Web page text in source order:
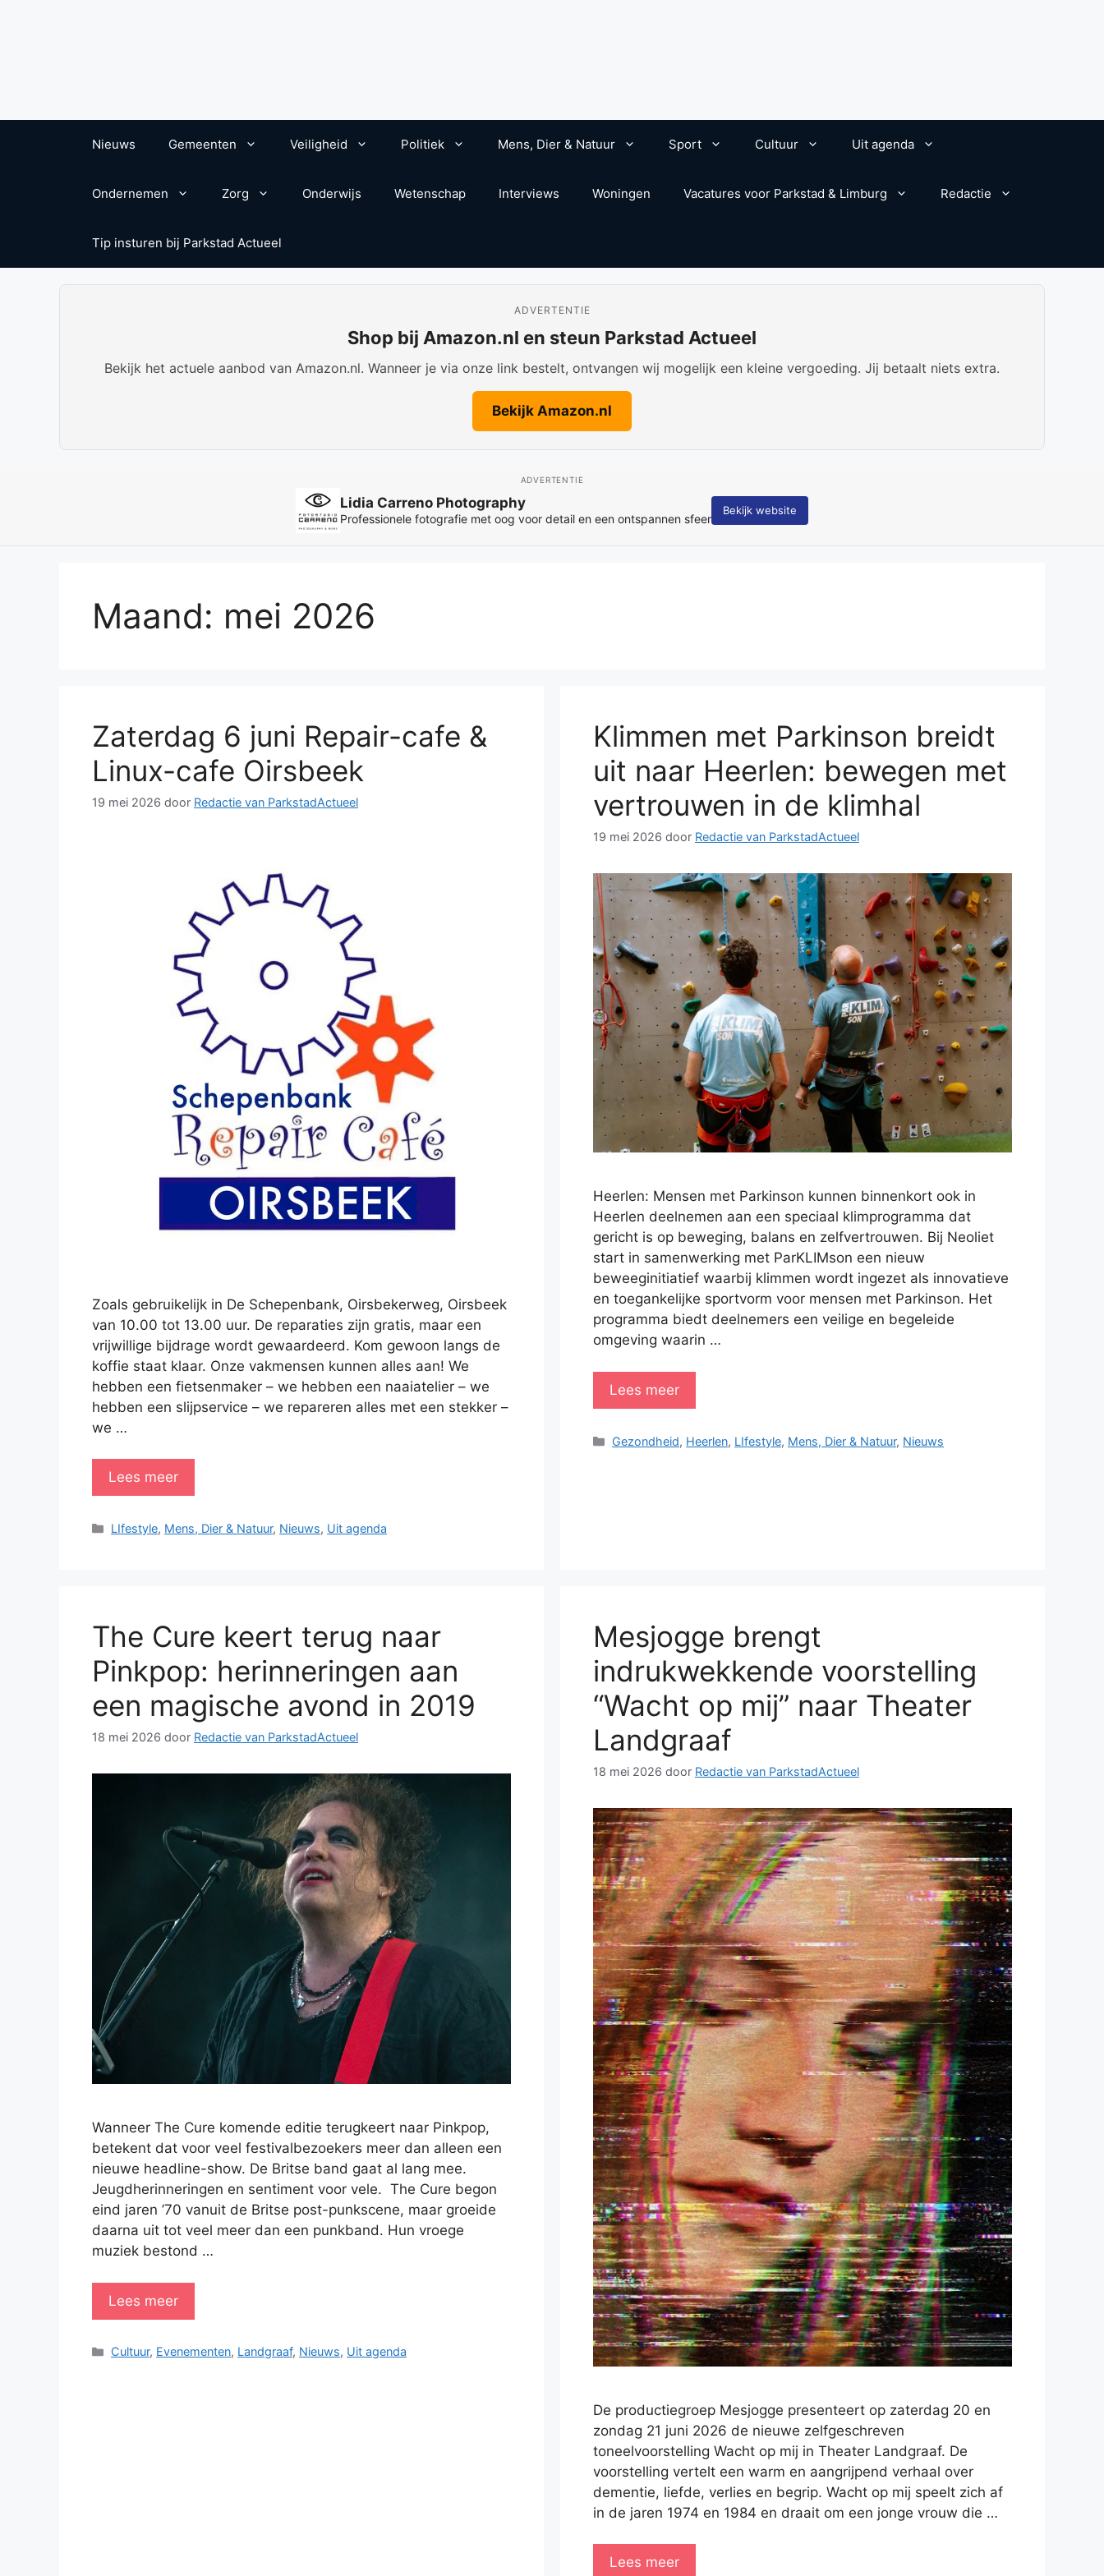
Nieuws Gemeenten Veiligheid Politiek Mens, Dier & Natuur Sport Cultuur Uit agenda
Ondernemen Zorg Onderwijs Wetenschap Interviews Woningen Vacatures voor Parkstad & Limburg Redactie
Tip insturen bij Parkstad Actueel
ADVERTENTIE
Shop bij Amazon.nl en steun Parkstad Actueel
Bekijk het actuele aanbod van Amazon.nl. Wanneer je via onze link bestelt, ontvangen wij mogelijk een kleine vergoeding. Jij betaalt niets extra.
Bekijk Amazon.nl
ADVERTENTIE
Adverteren op Parkstad Actueel
Bereik lezers in Parkstad met een lokale advertentie
Bekijk website
Maand: mei 2026
Zaterdag 6 juni Repair-cafe &
Linux-cafe Oirsbeek
19 mei 2026 door Redactie van ParkstadActueel
Zoals gebruikelijk in De Schepenbank, Oirsbekerweg, Oirsbeek
van 10.00 tot 13.00 uur. De reparaties zijn gratis, maar een
vrijwillige bijdrage wordt gewaardeerd. Kom gewoon langs de
koffie staat klaar. Onze vakmensen kunnen alles aan! We
hebben een fietsenmaker – we hebben een naaiatelier – we
hebben een slijpservice – we repareren alles met een stekker –
we …
Lees meer
Categorieën
LIfestyle, Mens, Dier & Natuur, Nieuws, Uit agenda
Klimmen met Parkinson breidt
uit naar Heerlen: bewegen met
vertrouwen in de klimhal
19 mei 2026 door Redactie van ParkstadActueel
Heerlen: Mensen met Parkinson kunnen binnenkort ook in
Heerlen deelnemen aan een speciaal klimprogramma dat
gericht is op beweging, balans en zelfvertrouwen. Bij Neoliet
start in samenwerking met ParKLIMson een nieuw
beweeginitiatief waarbij klimmen wordt ingezet als innovatieve
en toegankelijke sportvorm voor mensen met Parkinson. Het
programma biedt deelnemers een veilige en begeleide
omgeving waarin …
Lees meer
Categorieën
Gezondheid, Heerlen, LIfestyle, Mens, Dier & Natuur, Nieuws
The Cure keert terug naar
Pinkpop: herinneringen aan
een magische avond in 2019
18 mei 2026 door Redactie van ParkstadActueel
Wanneer The Cure komende editie terugkeert naar Pinkpop,
betekent dat voor veel festivalbezoekers meer dan alleen een
nieuwe headline-show. De Britse band gaat al lang mee.
Jeugdherinneringen en sentiment voor vele. The Cure begon
eind jaren ’70 vanuit de Britse post-punkscene, maar groeide
daarna uit tot veel meer dan een punkband. Hun vroege
muziek bestond …
Lees meer
Categorieën
Cultuur, Evenementen, Landgraaf, Nieuws, Uit agenda
Mesjogge brengt
indrukwekkende voorstelling
“Wacht op mij” naar Theater
Landgraaf
18 mei 2026 door Redactie van ParkstadActueel
De productiegroep Mesjogge presenteert op zaterdag 20 en
zondag 21 juni 2026 de nieuwe zelfgeschreven
toneelvoorstelling Wacht op mij in Theater Landgraaf. De
voorstelling vertelt een warm en aangrijpend verhaal over
dementie, liefde, verlies en begrip. Wacht op mij speelt zich af
in de jaren 1974 en 1984 en draait om een jonge vrouw die …
Lees meer